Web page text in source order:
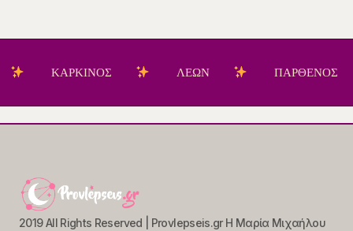
ΚΑΡΚΙΝΟΣ ΛΕΩΝ ΠΑΡΘΕΝΟΣ
2019 All Rights Reserved | Provlepseis.gr Η Μαρία Μιχαήλου